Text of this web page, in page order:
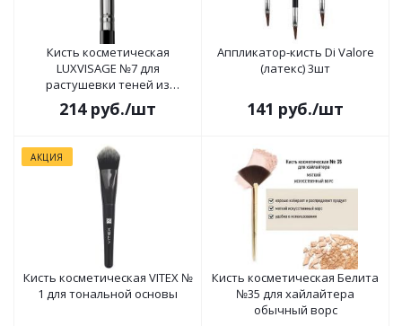
Кисть косметическая
LUXVISAGE №7 для
растушевки теней из
натурального ворса
214руб./шт
Аппликатор-кисть Di Valore
(латекс) 3шт
141 руб./шт
АКЦИЯ
Кисть косметическая VITEX №
1 для тональной основы
Кисть косметическая Белита
№35 для хайлайтера
обычный ворс